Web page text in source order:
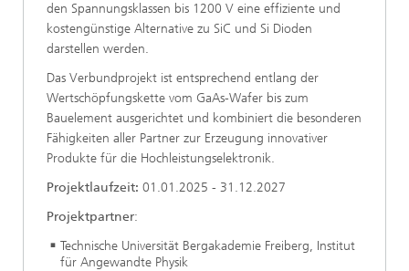
den Spannungsklassen bis 1200 V eine effiziente und
kostengünstige Alternative zu SiC und Si Dioden
darstellen werden.
Das Verbundprojekt ist entsprechend entlang der
Wertschöpfungskette vom GaAs-Wafer bis zum
Bauelement ausgerichtet und kombiniert die besonderen
Fähigkeiten aller Partner zur Erzeugung innovativer
Produkte für die Hochleistungselektronik.
Projektlaufzeit: 01.01.2025 - 31.12.2027
Projektpartner:
Technische Universität Bergakademie Freiberg, Institut
für Angewandte Physik